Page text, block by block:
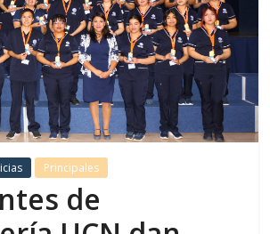
Principales
de